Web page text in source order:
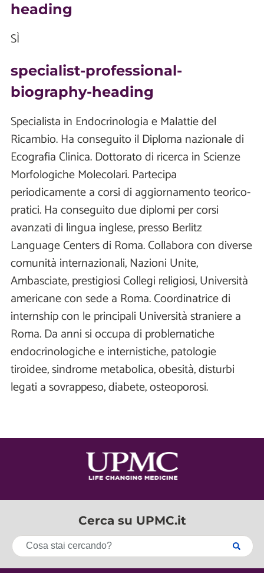
heading
SÌ
specialist-professional-
biography-heading
Specialista in Endocrinologia e Malattie del
Ricambio. Ha conseguito il Diploma nazionale di
Ecografia Clinica. Dottorato di ricerca in Scienze
Morfologiche Molecolari. Partecipa
periodicamente a corsi di aggiornamento teorico-
pratici. Ha conseguito due diplomi per corsi
avanzati di lingua inglese, presso Berlitz
Language Centers di Roma. Collabora con diverse
comunità internazionali, Nazioni Unite,
Ambasciate, prestigiosi Collegi religiosi, Università
americane con sede a Roma. Coordinatrice di
internship con le principali Università straniere a
Roma. Da anni si occupa di problematiche
endocrinologiche e internistiche, patologie
tiroidee, sindrome metabolica, obesità, disturbi
legati a sovrappeso, diabete, osteoporosi.
Cerca su UPMC.it